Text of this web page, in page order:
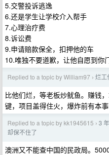
5.交警投诉逃逸
6.还是学生让学校介入帮手
7.心理治疗费
8.诉讼费
9.申请赔款保全，扣押他的车
10.唯独不要道歉，让他自愿到你
Replied to a topic by William97 › 烂工
比他们烂，等老板炒鱿鱼。赚钱
键，项目盖得住火，爆炸前有本事
Replied to a topic by kk1945615 › 3
却保不住了
澳洲又不能查中国的民政局。